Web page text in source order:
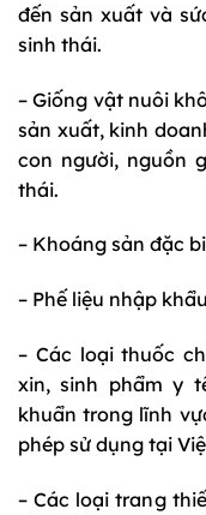
đến sản xuất và
sinh thái.
– Giống vật nuôi
sản xuất, kinh
con người, nguồn
thái.
– Khoáng sản đặc
– Phế liệu nhập
– Các loại thuốc
xin, sinh phẩm y
khuẩn trong lĩnh
phép sử dụng tại
– Các loại trang